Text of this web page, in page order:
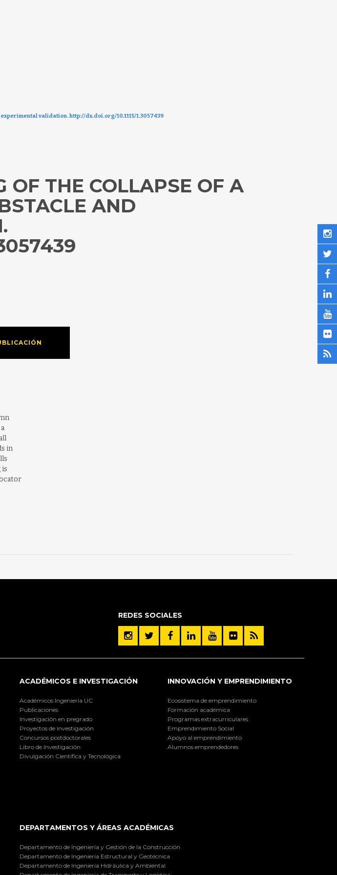
validation. http://dx.doi.org/10.1115/1.3057439
OF THE COLLAPSE OF A
AND
in
is
REDES SOCIALES
ACADÉMICOS E INVESTIGACIÓN
Académicos Ingeniería UC
Publicaciones
Investigación en pregrado
Proyectos de investigación
Concursos postdoctorales
Libro de Investigación
Divulgación Científica y Tecnológica
INNOVACIÓN Y EMPRENDIMIENTO
Ecosistema de emprendimiento
Formación académica
Programas extracurriculares
Emprendimiento Social
Apoyo al emprendimiento
Alumnos emprendedores
DEPARTAMENTOS Y ÁREAS ACADÉMICAS
Departamento de Ingeniería y Gestión de la Construcción
Departamento de Ingeniería Estructural y Geotécnica
Departamento de Ingeniería Hidráulica y Ambiental